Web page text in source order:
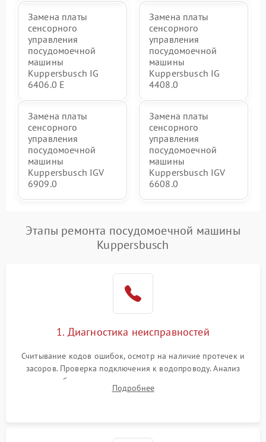
Замена платы
сенсорного
управления
посудомоечной
машины
Kuppersbusch IG
6406.0 E
Замена платы
сенсорного
управления
посудомоечной
машины
Kuppersbusch IG
4408.0
Замена платы
сенсорного
управления
посудомоечной
машины
Kuppersbusch IGV
6909.0
Замена платы
сенсорного
управления
посудомоечной
машины
Kuppersbusch IGV
6608.0
Этапы ремонта посудомоечной машины
Kuppersbusch
1. Диагностика неисправностей
Считывание кодов ошибок, осмотр на наличие протечек и
засоров. Проверка подключения к водопроводу. Анализ
жалоб на отсутствие слива, нагрева, вращения
разбрызгивателей или срабатывание системы защиты
Подробнее